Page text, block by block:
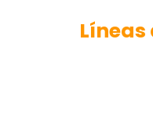
Líneas